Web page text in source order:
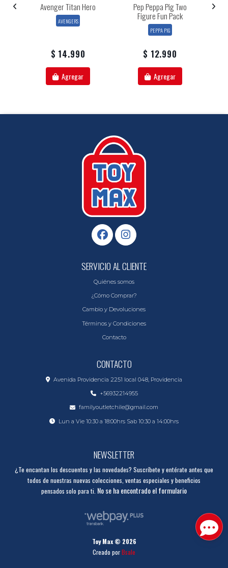
Avenger Titan Hero
AVENGERS
$ 14.990
Agregar
Pep Peppa Pig Two
Figure Fun Pack
PEPPA PIG
$ 12.990
Agregar
SERVICIO AL CLIENTE
Quiénes somos
¿Cómo Comprar?
Cambio y Devoluciones
Términos y Condiciones
Contacto
CONTACTO
Avenida Providencia 2251 local 048, Providencia
+56932214955
familyoutletchile@gmail.com
Lun a Vie 10:30 a 18:00hrs Sab 10:30 a 14:00hrs
NEWSLETTER
¿Te encantan los descuentos y las novedades? Suscríbete y entérate antes que
todos de nuestras nuevas colecciones, ventas especiales y beneficios
pensados solo para ti. No se ha encontrado el formulario
Toy Max © 2026
Creado porBsale